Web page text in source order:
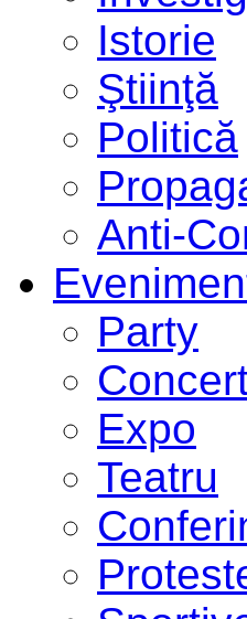
Istorie
Ştiinţă
Politică
Anti-
Party
Expo
Teatru